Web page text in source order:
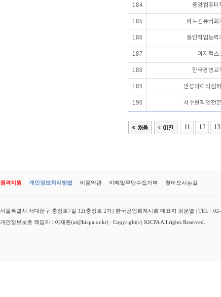
184 중앙컴퓨터
185 비트컴퓨터회
186 동인직업능력
187 이지컴스
188 한국경영교
189 안성아이티캠
190 서수원직업전
11 12 13
원격지원 개인정보처리방법 이용약관 이메일무단수집거부 찾아오시는길
서울특별시 서대문구 충정로7길 12(충정로 2가) 한국공인회계사회 대표자 최운열 | TEL :
개인정보보호 책임자 : 이재환(at@kicpa.or.kr) : Copyright(c) KICPA All rights Reserved.